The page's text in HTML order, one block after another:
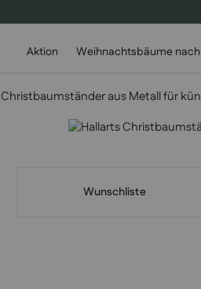
Aktion Weihnachtsbäume
Christbaumständer aus Metall für
Wunschliste